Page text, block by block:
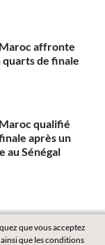
affronte
quarts de finale
qualifié
après un
au Sénégal
que vous acceptez
que les conditions